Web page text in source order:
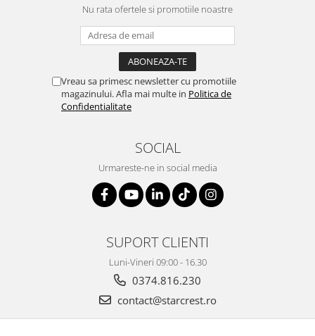
Nu rata ofertele si promotiile noastre
Vreau sa primesc newsletter cu promotiile
magazinului. Afla mai multe in Politica de
Confidentialitate
SOCIAL
Urmareste-ne in social media
SUPORT CLIENTI
Luni-Vineri 09:00 - 16.30
0374.816.230
contact@starcrest.ro